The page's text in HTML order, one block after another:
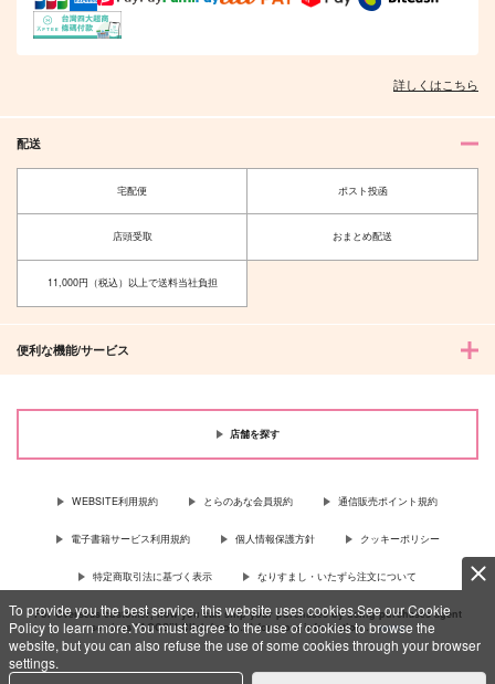
To provide you the best service, this website uses cookies.See our Cookie
Policy to learn more.You must agree to the use of cookies to browse the
website, but you can also refuse the use of some cookies through your browser
settings.
詳しくはこちら
配送
宅配便 ポスト投函
店頭受取 おまとめ配送
11,000円（税込）以上で送料当社負担
便利な機能/サービス
店舗を探す
WEBSITE利用規約 とらのあな会員規約 通信販売ポイント規約
電子書籍サービス利用規約 個人情報保護方針 クッキーポリシー
特定商取引法に基づく表示 なりすまし・いたずら注文について
For Overseas customer, now you can ship your purchases by using purchases agent
services “AOCS”! Click {more…} for more information …more